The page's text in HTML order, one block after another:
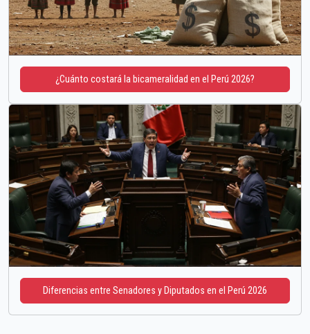
¿Cuánto costará la bicameralidad en el Perú 2026?
Diferencias entre Senadores y Diputados en el Perú 2026